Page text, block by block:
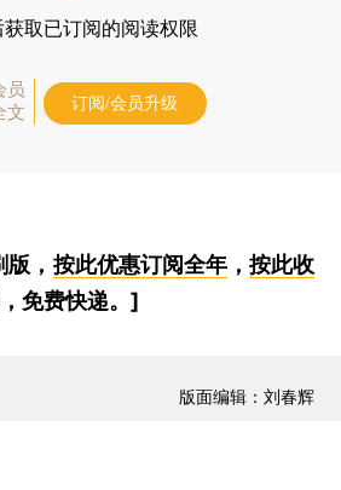
获取已订阅的阅读权限
员
文
订阅/会员升级
， 按此优惠订阅全年， 按此收
免费快递。]
版面编辑：刘春辉